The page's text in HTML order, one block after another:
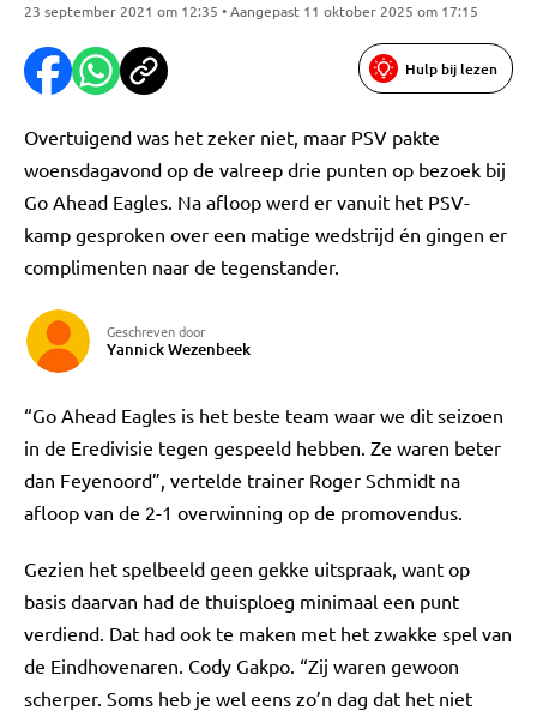
23 september 2021 om 12:35 • Aangepast 11 oktober 2025 om 17:15
Hulp bij lezen
Overtuigend was het zeker niet, maar PSV pakte
woensdagavond op de valreep drie punten op bezoek bij
Go Ahead Eagles. Na afloop werd er vanuit het PSV-
kamp gesproken over een matige wedstrijd én gingen er
complimenten naar de tegenstander.
Geschreven door
Yannick Wezenbeek
“Go Ahead Eagles is het beste team waar we dit seizoen
in de Eredivisie tegen gespeeld hebben. Ze waren beter
dan Feyenoord”, vertelde trainer Roger Schmidt na
afloop van de 2-1 overwinning op de promovendus.
Gezien het spelbeeld geen gekke uitspraak, want op
basis daarvan had de thuisploeg minimaal een punt
verdiend. Dat had ook te maken met het zwakke spel van
de Eindhovenaren. Cody Gakpo. “Zij waren gewoon
scherper. Soms heb je wel eens zo’n dag dat het niet